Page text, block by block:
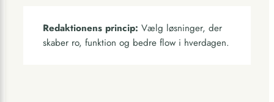
Redaktionens princip: Vælg løsninger, der
skaber ro, funktion og bedre flow i hverdagen.